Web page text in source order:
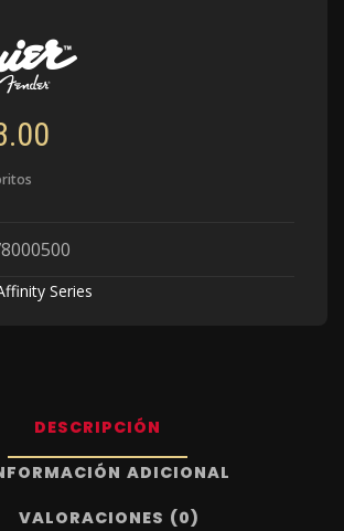
Series
DESCRIPCIÓN
ADICIONAL
VALORACIONES (0)